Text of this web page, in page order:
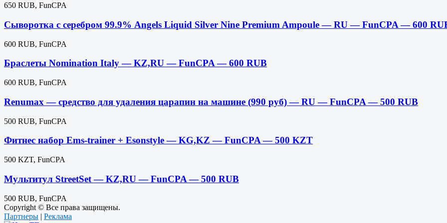
650 RUB, FunCPA
Сыворотка с серебром 99.9% Angels Liquid Silver Nine Premium Ampoule — RU — FunCPA — 600
600 RUB, FunCPA
Браслеты Nomination Italy — KZ,RU — FunCPA — 600 RUB
600 RUB, FunCPA
Renumax — средство для удаления царапин на машине (990 руб) — RU — FunCPA — 500 RUB
500 RUB, FunCPA
Фитнес набор Ems-trainer + Esonstyle — KG,KZ — FunCPA — 500 KZT
500 KZT, FunCPA
Мультитул StreetSet — KZ,RU — FunCPA — 500 RUB
500 RUB, FunCPA
Copyright © Все права защищены.
Партнеры | Реклама